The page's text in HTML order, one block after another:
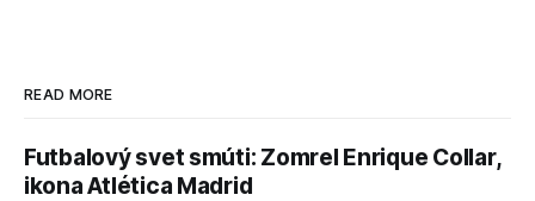
READ MORE
Futbalový svet smúti: Zomrel Enrique Collar,
ikona Atlética Madrid